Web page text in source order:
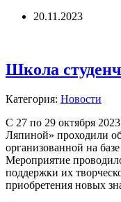
20.11.2023
Школа
Категория: Новости
С 27 по 29 октября
Ляпиной» проходили
организованной на
Мероприятие
поддержки их
приобретения новых